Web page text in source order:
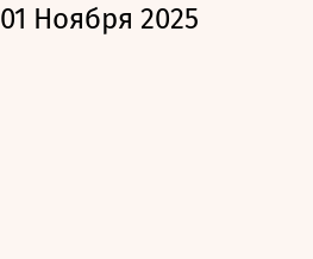
01 Ноября 2025